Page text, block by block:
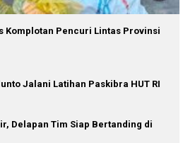
Komplotan Pencuri Lintas Provinsi
Jalani Latihan Paskibra HUT RI
Delapan Tim Siap Bertanding di